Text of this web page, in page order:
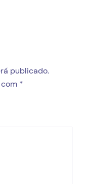
publicado.
*